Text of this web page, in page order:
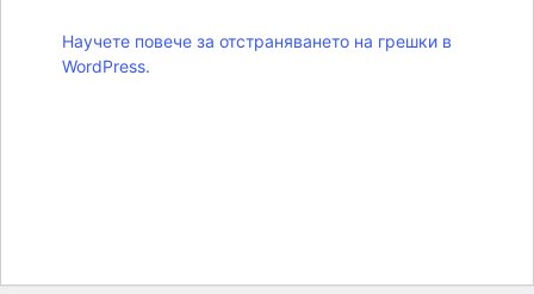
Научете повече за отстраняването на грешки в
WordPress.